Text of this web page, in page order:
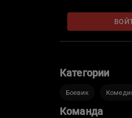
Категории
Боевик
Команда